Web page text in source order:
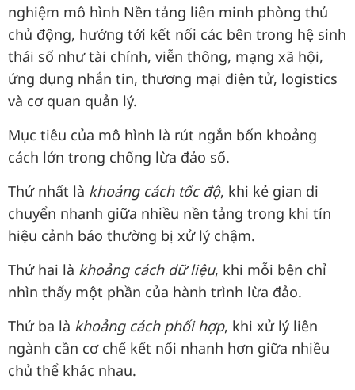
nghiệm mô hình Nền tảng liên minh phòng thủ
chủ động, hướng tới kết nối các bên trong hệ sinh
thái số như tài chính, viễn thông, mạng xã hội,
ứng dụng nhắn tin, thương mại điện tử, logistics
và cơ quan quản lý.
Mục tiêu của mô hình là rút ngắn bốn khoảng
cách lớn trong chống lừa đảo số.
Thứ nhất là khoảng cách tốc độ, khi kẻ gian di
chuyển nhanh giữa nhiều nền tảng trong khi tín
hiệu cảnh báo thường bị xử lý chậm.
Thứ hai là khoảng cách dữ liệu, khi mỗi bên chỉ
nhìn thấy một phần của hành trình lừa đảo.
Thứ ba là khoảng cách phối hợp, khi xử lý liên
ngành cần cơ chế kết nối nhanh hơn giữa nhiều
chủ thể khác nhau.